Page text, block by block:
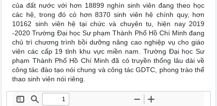
của đất nước với hơn 18899 nghìn sinh viên đang theo học
các hệ, trong đó có hơn 8370 sinh viên hệ chính quy, hơn
10162 sinh viên hệ tại chức và chuyên tu, hiện nay 2019
-2020 Trường Đại học Sư phạm Thành Phố Hồ Chí Minh đang
chủ trì chương trình bồi dưỡng nâng cao nghiệp vụ cho giáo
viên các cấp 19 tỉnh khu vực miền nam. Trường Đại học Sư
phạm Thành Phố Hồ Chí Minh đã có truyền thống lâu dài về
công tác đào tạo nói chung và công tác GDTC, phong trào thể
thao sinh viên nói riêng.